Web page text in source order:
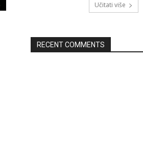
Učitati više
RECENT COMMENTS